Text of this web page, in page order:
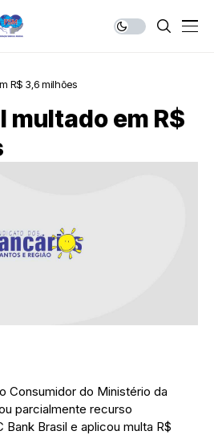
R$ 3,6 milhões
multado em R$
Consumidor do Ministério da
parcialmente recurso
Brasil e aplicou multa R$